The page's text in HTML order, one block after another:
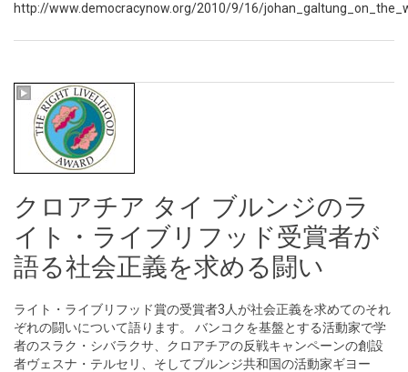
http://www.democracynow.org/2010/9/16/
クロアチア タイ ブルンジのラ
イト・ライブリフッド受賞者が
語る社会正義を求める闘い
ライト・ライブリフッド賞の受賞者3人が社会正義を求めてのそれ
ぞれの闘いについて語ります。 バンコクを基盤とする活動家で学
者のスラク・シバラクサ、クロアチアの反戦キャンペーンの創設
者ヴェスナ・テルセリ、そしてブルンジ共和国の活動家ギヨー